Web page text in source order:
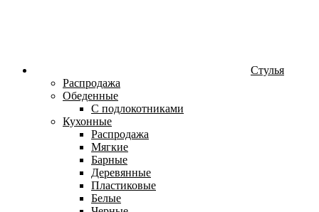
Стулья
Распродажа
Обеденные
С подлокотниками
Кухонные
Распродажа
Мягкие
Барные
Деревянные
Пластиковые
Белые